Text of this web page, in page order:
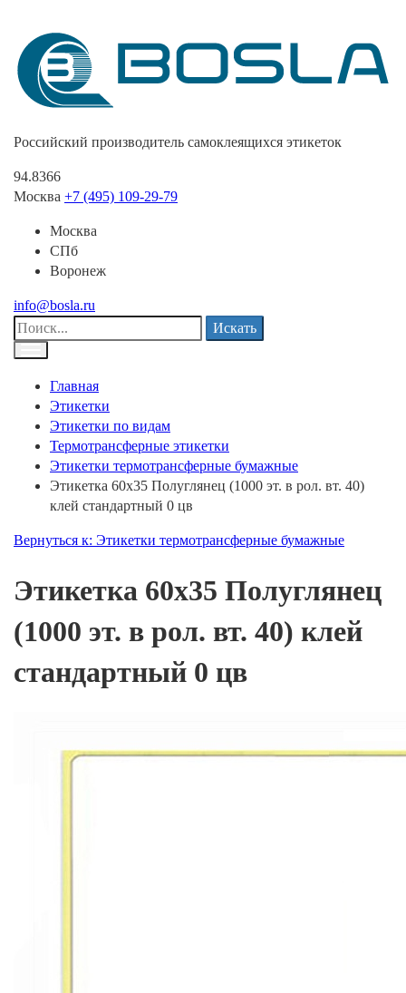
Российский производитель самоклеящихся этикеток
94.8366
Москва +7 (495) 109-29-79
Москва
СПб
Воронеж
info@bosla.ru
Искать
Главная
Этикетки
Этикетки по видам
Термотрансферные этикетки
Этикетки термотрансферные бумажные
Этикетка 60х35 Полуглянец (1000 эт. в рол. вт. 40)
клей стандартный 0 цв
Вернуться к: Этикетки термотрансферные бумажные
Этикетка 60х35 Полуглянец
(1000 эт. в рол. вт. 40) клей
стандартный 0 цв